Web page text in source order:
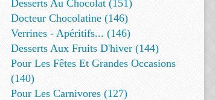
Desserts Au Chocolat (151)
Docteur Chocolatine (146)
Verrines - Apéritifs... (146)
Desserts Aux Fruits D'hiver (144)
Pour Les Fêtes Et Grandes Occasions
(140)
Pour Les Carnivores (127)